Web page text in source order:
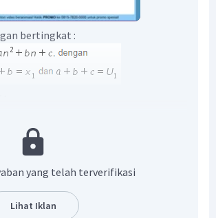
bertingkat :
,
yang telah terverifikasi
Lihat Iklan